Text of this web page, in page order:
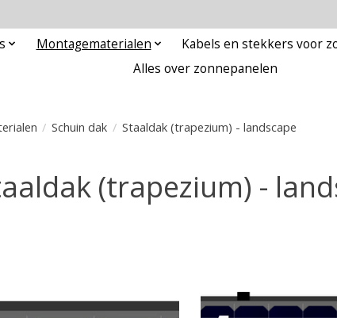
Montagematerialen Kabels en stekkers voor
Alles over zonnepanelen
/ Schuin dak / Staaldak (trapezium) - landscape
(trapezium) -